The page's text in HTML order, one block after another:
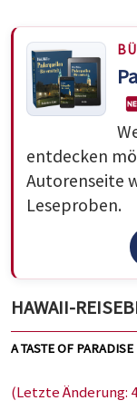
entdecken
Autorenseite
Leseproben.
HAWAII-
A TASTE OF PARADISE
(Letzte Änderung: